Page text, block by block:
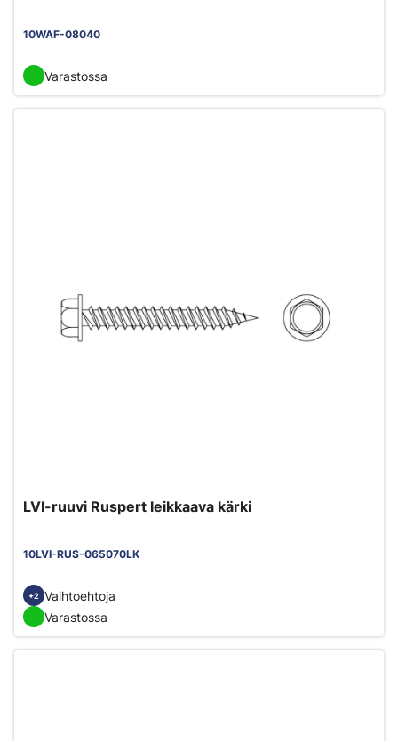
10WAF-08040
Varastossa
LVI-ruuvi Ruspert leikkaava kärki
10LVI-RUS-065070LK
+2
Vaihtoehtoja
Varastossa